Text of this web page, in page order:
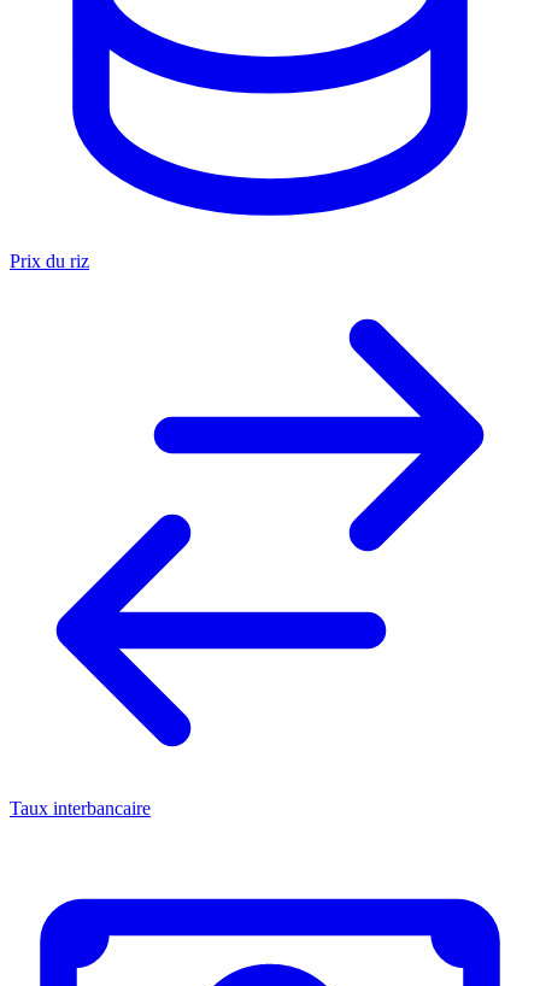
Prix du riz
Taux interbancaire